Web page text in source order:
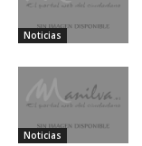
Noticias
Noticias